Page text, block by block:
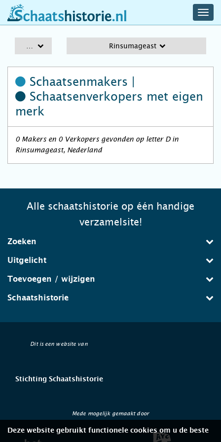
schaatshistorie.nl
Rinsumageast
Schaatsenmakers |
Schaatsenverkopers met eigen
merk
0 Makers en 0 Verkopers gevonden op letter D in
Rinsumageast, Nederland
Alle schaatshistorie op één handige
verzamelsite!
Zoeken
Uitgelicht
Toevoegen / wijzigen
Schaatshistorie
Dit is een website van
Stichting Schaatshistorie
Mede mogelijk gemaakt door
Deze website gebruikt functionele cookies om u de beste